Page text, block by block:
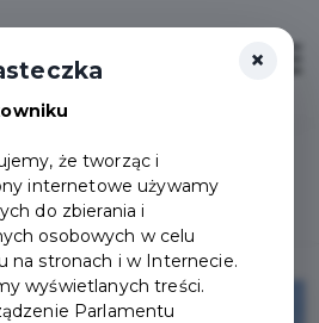
z budową ul. A.
×
że tworząc i
internetowe używamy
do zbierania i
osobowych w celu
na stronach i w Internecie.
wyświetlanych treści.
Parlamentu